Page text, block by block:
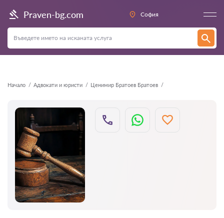
Praven-bg.com София
Начало Адвокати и юристи Ценимир Братоев Братоев
Назад